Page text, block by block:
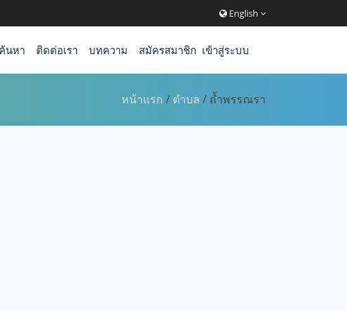
English
ค้นหา ติดต่อเรา บทความ สมัครสมาชิก เข้าสู่ระบบ
หน้าแรก / ตำบล / ถ้ำพรรณรา